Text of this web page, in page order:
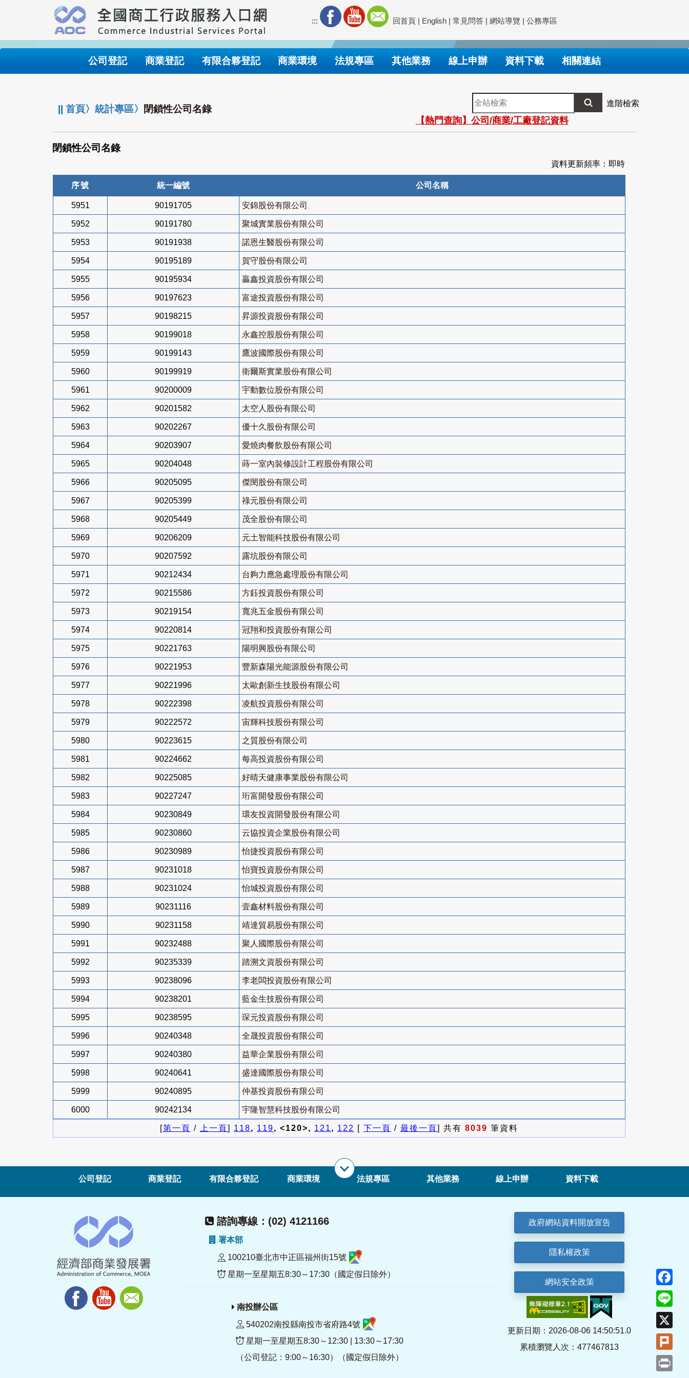
要
內
::: 回首頁 | English | 常見問答 | 網站導覽 | 公務專區
公司登記 商業登記 有限合夥登記 商業環境 法規專區 其他業務 線上申辦 資料下載 相關連結
||首頁〉統計專區〉 閉鎖性公司名錄
全
站
檢
索
進階檢索
【熱門查詢】公司/商業/工廠登記資料
閉鎖性公司名錄
資料更新頻率：即時
序號 統一編號 公司名稱
5951 90191705 安錦股份有限公司
5952 90191780 聚城實業股份有限公司
5953 90191938 諾恩生醫股份有限公司
5954 90195189 賀守股份有限公司
5955 90195934 贏鑫投資股份有限公司
5956 90197623 富途投資股份有限公司
5957 90198215 昇源投資股份有限公司
5958 90199018 永鑫控股股份有限公司
5959 90199143 鷹波國際股份有限公司
5960 90199919 衛爾斯實業股份有限公司
5961 90200009 宇動數位股份有限公司
5962 90201582 太空人股份有限公司
5963 90202267 優十久股份有限公司
5964 90203907 愛燒肉餐飲股份有限公司
5965 90204048 蒔一室內裝修設計工程股份有限公司
5966 90205095 傑閔股份有限公司
5967 90205399 祿元股份有限公司
5968 90205449 茂全股份有限公司
5969 90206209 元土智能科技股份有限公司
5970 90207592 露坑股份有限公司
5971 90212434 台夠力應急處理股份有限公司
5972 90215586 方鈺投資股份有限公司
5973 90219154 寬兆五金股份有限公司
5974 90220814 冠翔和投資股份有限公司
5975 90221763 陽明興股份有限公司
5976 90221953 豐新森陽光能源股份有限公司
5977 90221996 太歐創新生技股份有限公司
5978 90222398 凌航投資股份有限公司
5979 90222572 宙輝科技股份有限公司
5980 90223615 之質股份有限公司
5981 90224662 每高投資股份有限公司
5982 90225085 好晴天健康事業股份有限公司
5983 90227247 珩富開發股份有限公司
5984 90230849 環友投資開發股份有限公司
5985 90230860 云協投資企業股份有限公司
5986 90230989 怡捷投資股份有限公司
5987 90231018 怡寶投資股份有限公司
5988 90231024 怡城投資股份有限公司
5989 90231116 壹鑫材料股份有限公司
5990 90231158 靖達貿易股份有限公司
5991 90232488 聚人國際股份有限公司
5992 90235339 踏溯文資股份有限公司
5993 90238096 李老闆投資股份有限公司
5994 90238201 藍金生技股份有限公司
5995 90238595 琛元投資股份有限公司
5996 90240348 全晟投資股份有限公司
5997 90240380 益華企業股份有限公司
5998 90240641 盛達國際股份有限公司
5999 90240895 仲基投資股份有限公司
6000 90242134 宇隆智慧科技股份有限公司
[第一頁 / 上一頁] 118, 119, <120>, 121, 122 [ 下一頁 / 最後一頁] 共有 8039 筆資料
公司登記 商業登記 有限合夥登記 商業環境 法規專區 其他業務 線上申辦 資料下載
諮詢專線：(02) 4121166
署本部
100210臺北市中正區福州街15號
星期一至星期五8:30～17:30（國定假日除外）
南投辦公區
540202南投縣南投市省府路4號
星期一至星期五8:30～12:30 | 13:30～17:30
（公司登記：9:00～16:30）（國定假日除外）
政府網站資料開放宣告
隱私權政策
網站安全政策
更新日期：2026-08-06 14:50:51.0
累積瀏覽人次：477467813